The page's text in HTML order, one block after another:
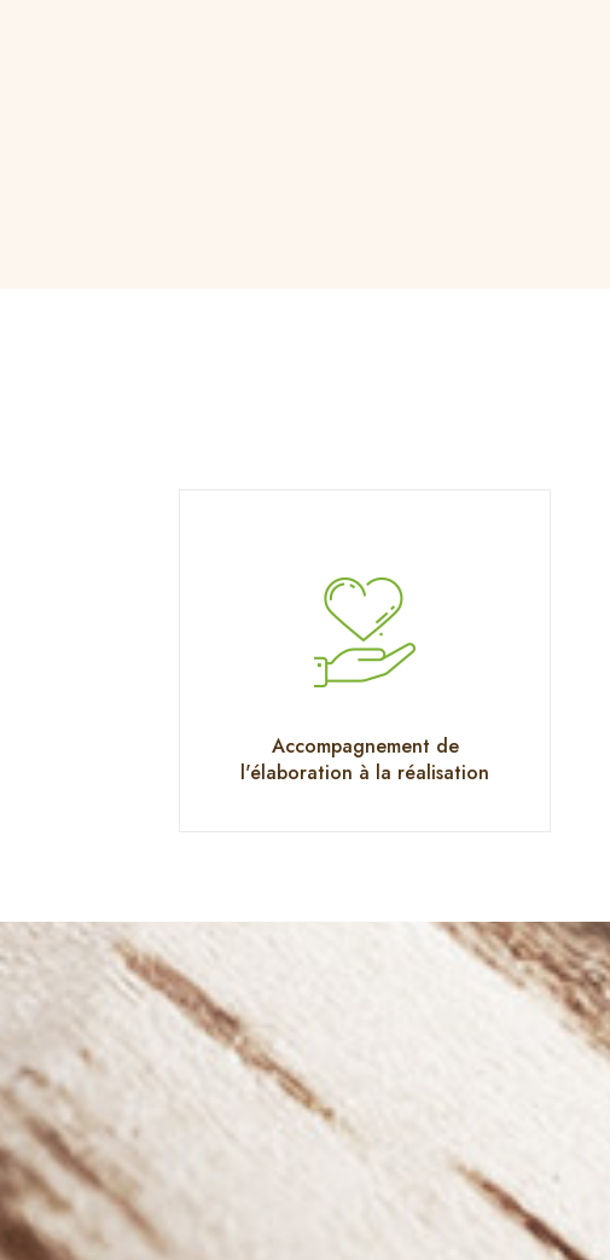
Accompagnement de
l'élaboration à la réalisation